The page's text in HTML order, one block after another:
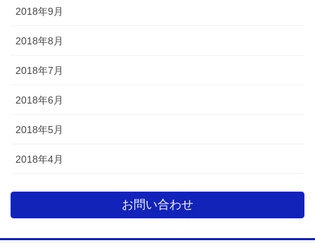
2018年9月
2018年8月
2018年7月
2018年6月
2018年5月
2018年4月
お問い合わせ